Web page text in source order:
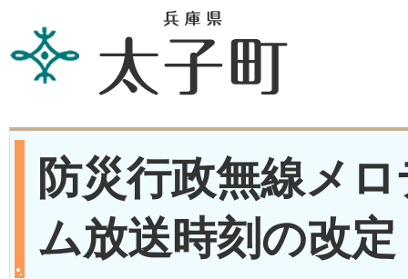
防災行政無線メ
ム放送時刻の改定